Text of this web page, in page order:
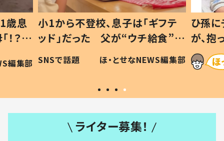
歳息
？」
編集部
小1から不登校、息子は「ギフテ
ッド」だった 父が“ウチ給食”を
作り続ける理由とは #令和の親
#令和の子
SNSで話題 ほ・とせなNEWS編集部
ひ孫
が、
「涙が
い」
ライター募集！